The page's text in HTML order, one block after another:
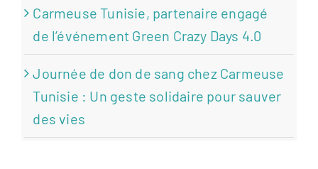
Carmeuse Tunisie, partenaire engagé
de l’événement Green Crazy Days 4.0
Journée de don de sang chez Carmeuse
Tunisie : Un geste solidaire pour sauver
des vies